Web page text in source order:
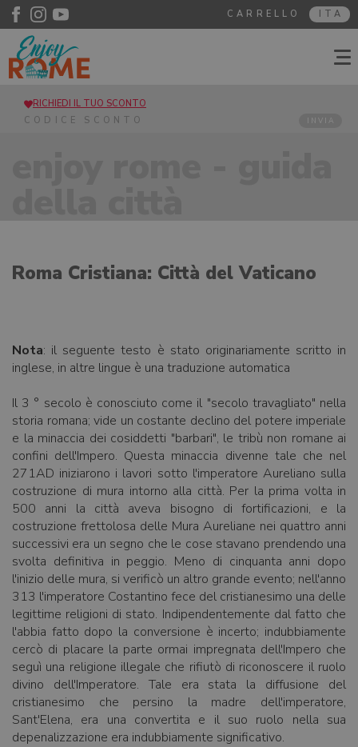
ITA
CARRELLO
RICHIEDI IL TUO SCONTO
INVIA
Roma Cristiana: Città del Vaticano
Nota: il seguente testo è stato originariamente scritto in
inglese, in altre lingue è una traduzione automatica
Il 3 ° secolo è conosciuto come il "secolo travagliato" nella
storia romana; vide un costante declino del potere imperiale
e la minaccia dei cosiddetti "barbari", le tribù non romane ai
confini dell'Impero. Questa minaccia divenne tale che nel
271AD iniziarono i lavori sotto l'imperatore Aureliano sulla
costruzione di mura intorno alla città. Per la prima volta in
500 anni la città aveva bisogno di fortificazioni, e la
costruzione frettolosa delle Mura Aureliane nei quattro anni
successivi era un segno che le cose stavano prendendo una
svolta definitiva in peggio. Meno di cinquanta anni dopo
l'inizio delle mura, si verificò un altro grande evento; nell'anno
313 l'imperatore Costantino fece del cristianesimo una delle
legittime religioni di stato. Indipendentemente dal fatto che
l'abbia fatto dopo la conversione è incerto; indubbiamente
cercò di placare la parte ormai impregnata dell'Impero che
seguì una religione illegale che rifiutò di riconoscere il ruolo
divino dell'Imperatore. Tale era stata la diffusione del
cristianesimo che persino la madre dell'imperatore,
Sant'Elena, era una convertita e il suo ruolo nella sua
depenalizzazione era indubbiamente significativo.